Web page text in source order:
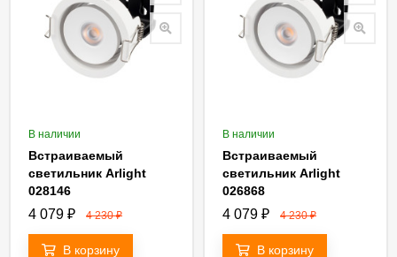
В наличии
Встраиваемый
светильник Arlight
028146
4 079 ₽ 4 230₽
В корзину
В наличии
Встраиваемый
светильник Arlight
026868
4 079 ₽ 4 230₽
В корзину